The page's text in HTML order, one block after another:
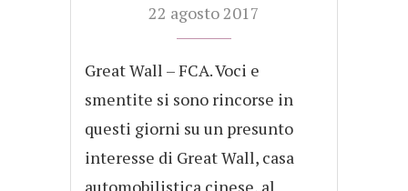
22 agosto 2017
Great Wall – FCA. Voci e
smentite si sono rincorse in
questi giorni su un presunto
interesse di Great Wall, casa
automobilistica cinese, al